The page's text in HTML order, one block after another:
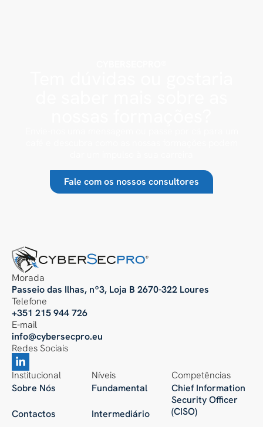
Fale com os nossos consultores
Morada
Passeio das Ilhas, nº3, Loja B 2670-322 Loures
Telefone
+351 215 944 726
E-mail
info@cybersecpro.eu
Redes Sociais
Institucional
Sobre Nós
Contactos
Níveis
Fundamental
Intermediário
Competências
Chief Information
Security Officer
(CISO)